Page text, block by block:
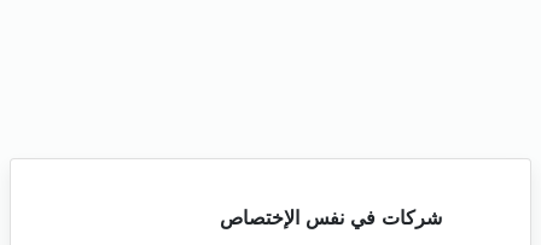
شركات في نفس الإختصاص